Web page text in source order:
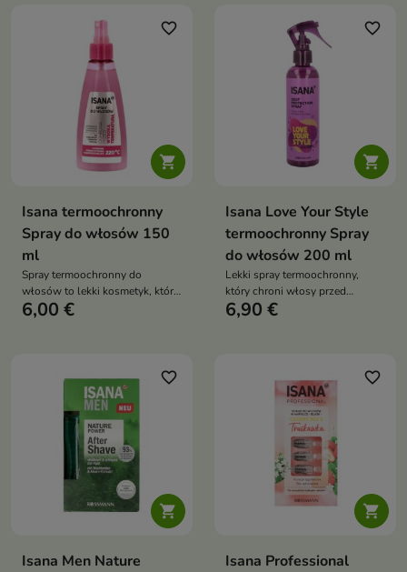

favorite_border
Isana termoochronny
Spray do włosów 150
ml
Spray termoochronny do
włosów to lekki kosmetyk, który
skutecznie zabezpiecza włosy
jednocześnie nadając włosom
blask i miękkość
6,00 €

favorite_border
Isana Love Your Style
termoochronny Spray
do włosów 200 ml
Lekki spray termoochronny,
który chroni włosy przed
temperaturą do 220°C, wygładza
6,90 €

favorite_border
Isana Men Nature

favorite_border
Isana Professional